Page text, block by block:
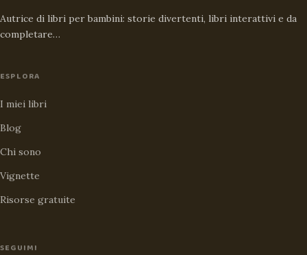
Autrice di libri per bambini: storie divertenti, libri interattivi e da
completare…
ESPLORA
I miei libri
Blog
Chi sono
Vignette
Risorse gratuite
SEGUIMI